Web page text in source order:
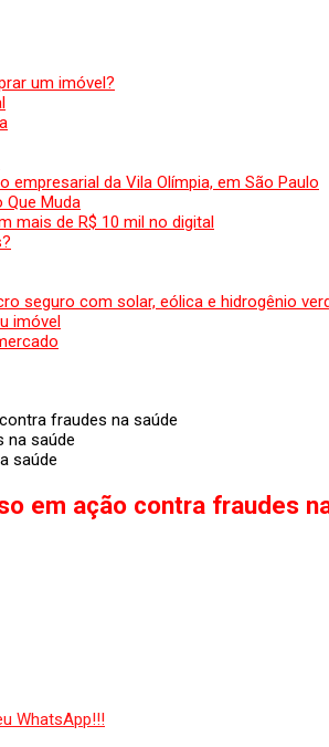
um imóvel?
da Vila Olímpia, em São Paulo
Que Muda
mais de R$ 10 mil no digital
seguro com solar, eólica e hidrogênio
imóvel
fraudes na saúde
saúde
em ação contra fraudes